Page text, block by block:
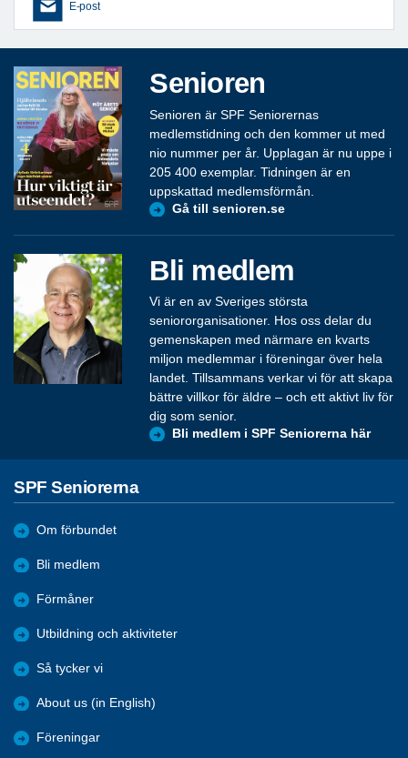
E-post
Senioren
Senioren är SPF Seniorernas
medlemstidning och den kommer ut med
nio nummer per år. Upplagan är nu uppe i
205 400 exemplar. Tidningen är en
uppskattad medlemsförmån.
Gå till senioren.se
Bli medlem
Vi är en av Sveriges största
seniororganisationer. Hos oss delar du
gemenskapen med närmare en kvarts
miljon medlemmar i föreningar över hela
landet. Tillsammans verkar vi för att skapa
bättre villkor för äldre – och ett aktivt liv för
dig som senior.
Bli medlem i SPF Seniorerna här
SPF Seniorerna
Om förbundet
Bli medlem
Förmåner
Utbildning och aktiviteter
Så tycker vi
About us (in English)
Föreningar